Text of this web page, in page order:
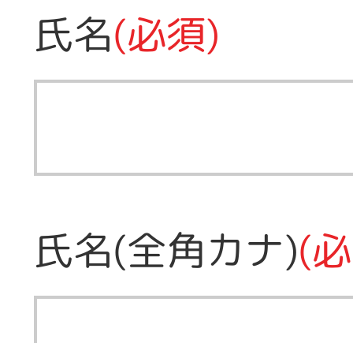
氏名(必須)
氏名(全角カナ)(